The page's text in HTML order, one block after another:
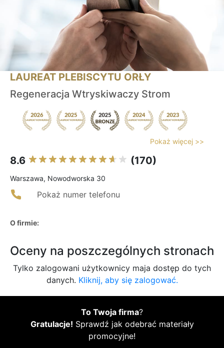
LAUREAT PLEBISCYTU ORŁY
Regeneracja Wtryskiwaczy Strom
Pokaż więcej >>
8.6 (170)
Warszawa, Nowodworska 30
Pokaż numer telefonu
O firmie:
Oceny na poszczególnych stronach
Tylko zalogowani użytkownicy maja dostęp do tych
danych. Kliknij, aby się zalogować.
To Twoja firma?
Gratulacje! Sprawdź jak odebrać materiały
promocyjne!